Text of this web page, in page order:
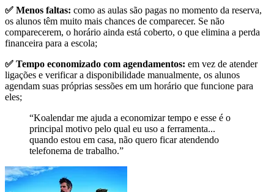
✅ Menos faltas: como as aulas são pagas no momento da reserva,
os alunos têm muito mais chances de comparecer. Se não
comparecerem, o horário ainda está coberto, o que elimina a perda
financeira para a escola;
✅ Tempo economizado com agendamentos: em vez de atender
ligações e verificar a disponibilidade manualmente, os alunos
agendam suas próprias sessões em um horário que funcione para
eles;
“Koalendarme ajuda a economizar tempo e esse é o
principal motivo pelo qual eu uso a ferramenta...
quando estou em casa, não quero ficar atendendo
telefonema de trabalho.”